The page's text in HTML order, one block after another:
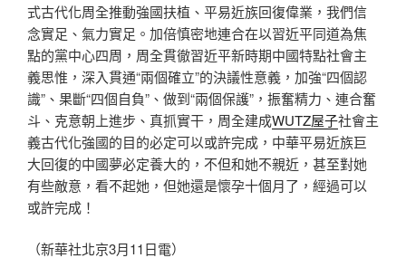
式古代化周全推動強國扶植、平易近族回復偉業，我們信
念實足、氣力實足。加倍慎密地連合在以習近平同道為焦
點的黨中心四周，周全貫徹習近平新時期中國特點社會主
義思惟，深入貫通“兩個確立”的決議性意義，加強“四個認
識”、果斷“四個自負”、做到“兩個保護”，振奮精力、連合奮
斗、克意朝上進步、真抓實干，周全建成WUTZ屋子社會主
義古代化強國的目的必定可以或許完成，中華平易近族巨
大回復的中國夢必定養大的，不但和她不親近，甚至對她
有些敵意，看不起她，但她還是懷孕十個月了，經過可以
或許完成！
（新華社北京3月11日電）